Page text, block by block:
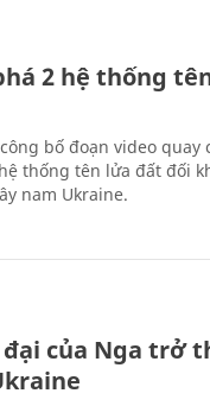
2 hệ thống
bố đoạn video
thống tên lửa đất đối
nam Ukraine.
của Nga trở